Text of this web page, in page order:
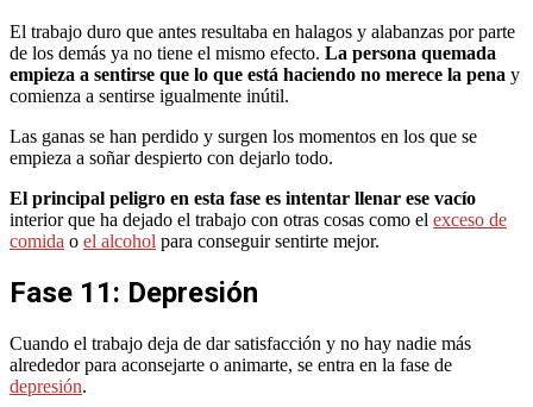
El trabajo duro que antes resultaba en halagos y alabanzas por parte
de los demás ya no tiene el mismo efecto. La persona quemada
empieza a sentirse que lo que está haciendo no merece la pena y
comienza a sentirse igualmente inútil.
Las ganas se han perdido y surgen los momentos en los que se
empieza a soñar despierto con dejarlo todo.
El principal peligro en esta fase es intentar llenar ese vacío
interior que ha dejado el trabajo con otras cosas como el exceso de
comida o el alcohol para conseguir sentirte mejor.
Fase 11: Depresión
Cuando el trabajo deja de dar satisfacción y no hay nadie más
alrededor para aconsejarte o animarte, se entra en la fase de
depresión.